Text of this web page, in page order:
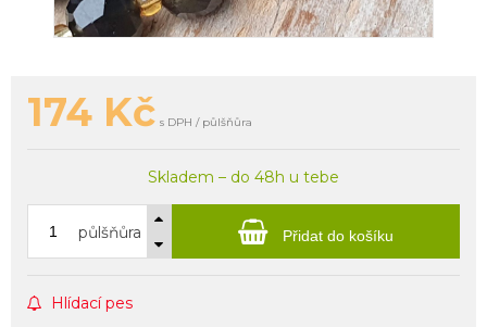
174 Kč s DPH / půlšňůra
Skladem – do 48h u tebe
půlšňůra Přidat do košíku
Hlídací pes